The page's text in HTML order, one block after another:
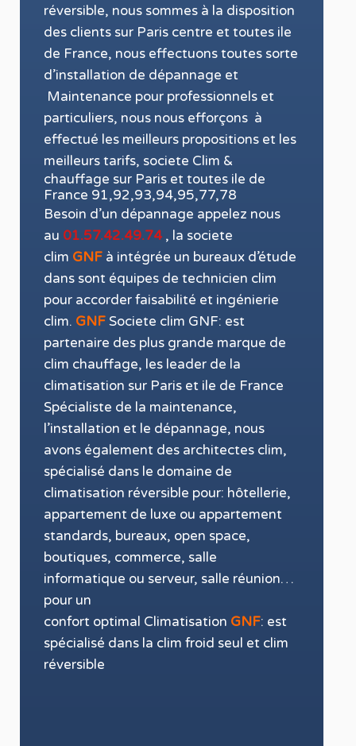
réversible, nous sommes à la disposition
des clients sur Paris centre et toutes ile
de France, nous effectuons toutes sorte
d’installation de dépannage et
Maintenance pour professionnels et
particuliers, nous nous efforçons à
effectué les meilleurs propositions et les
meilleurstarifs, societe Clim &
chauffage sur Paris et toutes ile de
France 91,92,93,94,95,77,78
Besoin d’un dépannage appelez nous
au 01.57.42.49.74 , la societe
clim GNF à intégrée un bureaux d’étude
dans sont équipes de technicien clim
pour accorder faisabilité et ingénierie
clim. GNF Societe clim GNF: est
partenaire des plus grande marque de
clim chauffage, les leader de la
climatisation sur Paris et ile de France
Spécialiste de la maintenance,
l’installation et le dépannage, nous
avons également des architectes clim,
spécialisé dans le domaine de
climatisation réversible pour: hôtellerie,
appartement de luxe ou appartement
standards, bureaux, open space,
boutiques, commerce, salle
informatique ou serveur, salle réunion…
pour un
confort optimal Climatisation GNF: est
spécialisé dans la clim froid seul et clim
réversible